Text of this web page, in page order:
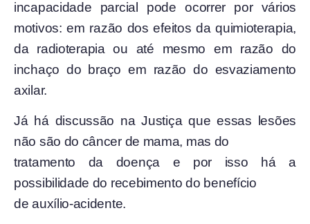
incapacidade parcial pode ocorrer por vários
motivos: em razão dos efeitos da quimioterapia,
da radioterapia ou até mesmo em razão do
inchaço do braço em razão do esvaziamento
axilar.
Já há discussão na Justiça que essas lesões
não são do câncer de mama, mas do
tratamento da doença e por isso há a
possibilidade do recebimento do benefício
de auxílio-acidente.